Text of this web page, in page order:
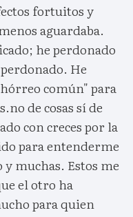
fortuitos y
aguardaba.
he perdonado
He
común" para
de cosas sí de
con creces por la
para entenderme
muchas. Estos me
el otro ha
para quien